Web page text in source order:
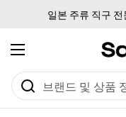
일본 주류 직구
메뉴 열기